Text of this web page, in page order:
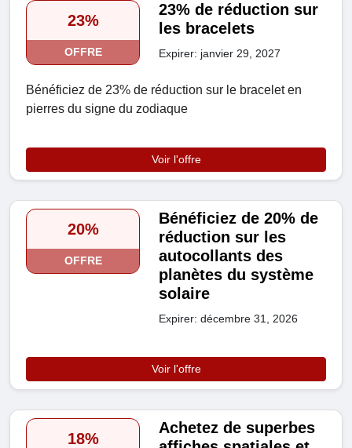
23%
OFFRE
23% de réduction sur
les bracelets
Expirer: janvier 29, 2027
Bénéficiez de 23% de réduction sur le bracelet en
pierres du signe du zodiaque
Voir l'offre
20%
OFFRE
Bénéficiez de 20% de
réduction sur les
autocollants des
planètes du système
solaire
Expirer: décembre 31, 2026
Voir l'offre
18%
Achetez de superbes